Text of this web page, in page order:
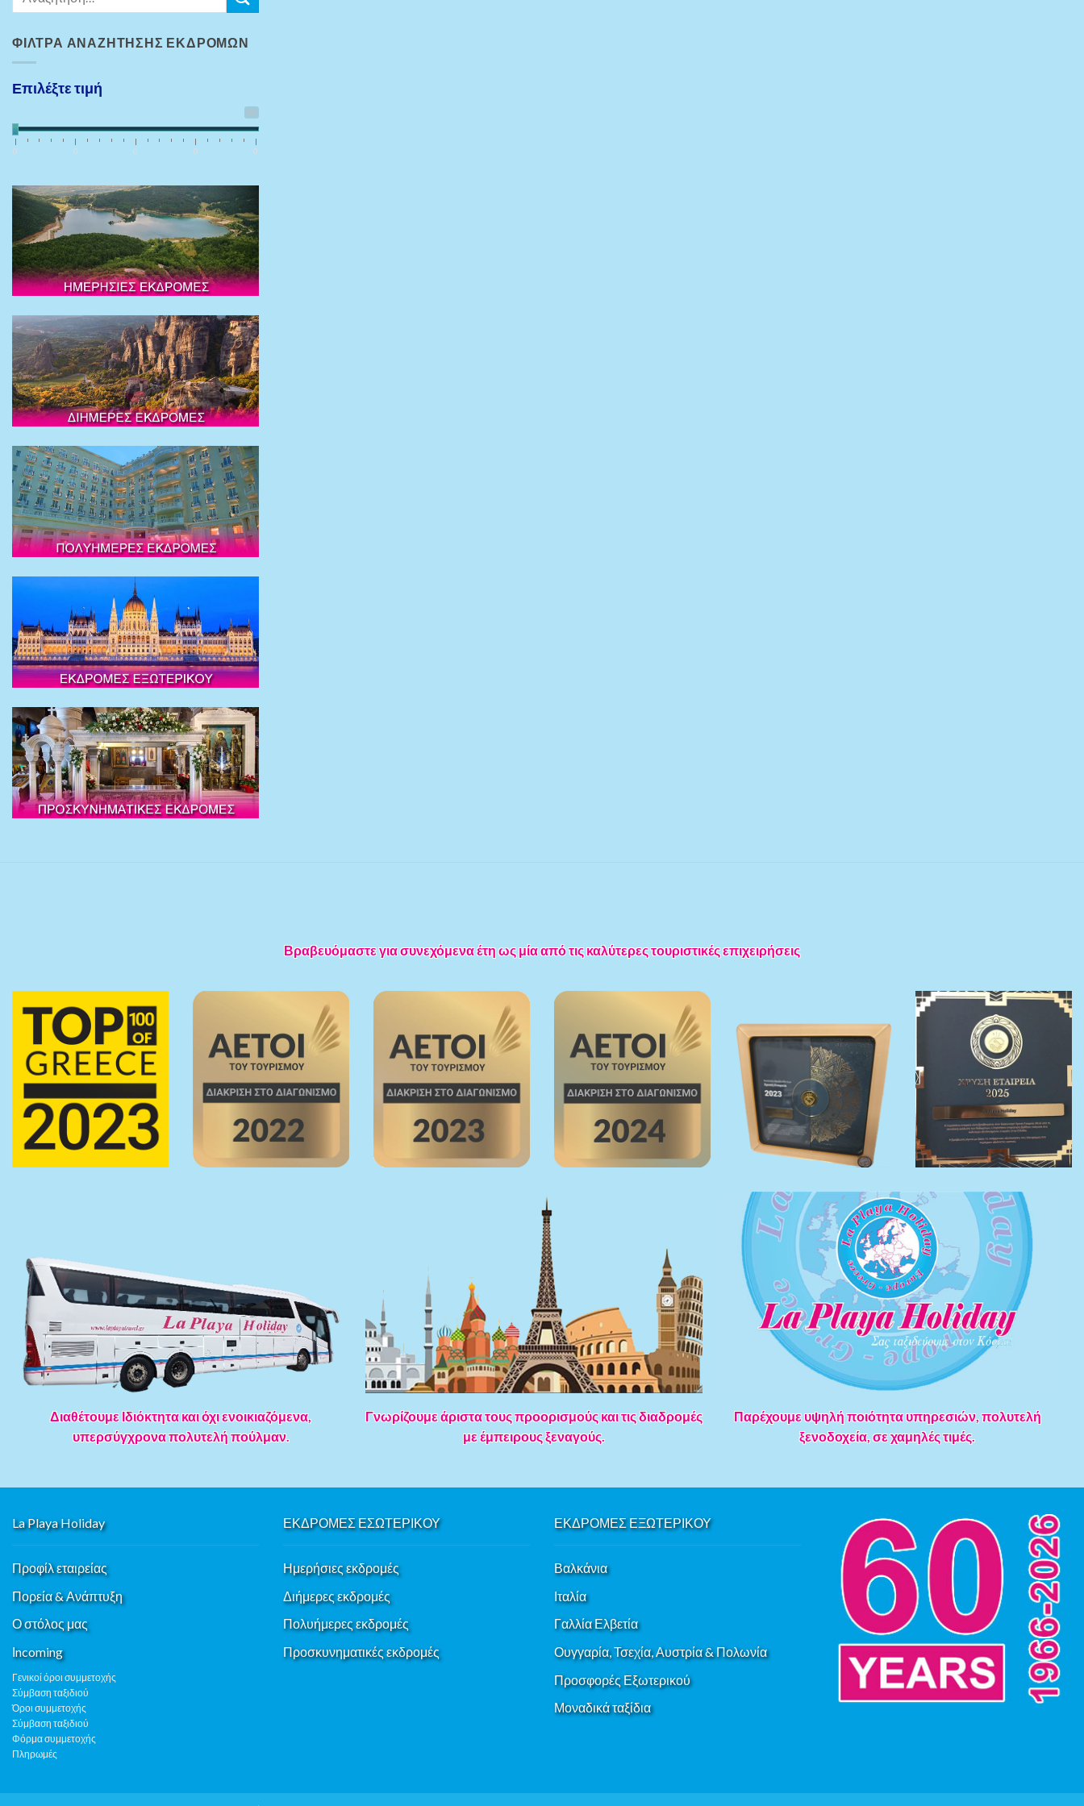
ΦΊΛΤΡΑ ΑΝΑΖΉΤΗΣΗΣ ΕΚΔΡΟΜΏΝ
Επιλέξτε τιμή
0€
0 0 0 0 0
Βραβευόμαστε για συνεχόμενα έτη ως μία από τις καλύτερες τουριστικές επιχειρήσεις
Διαθέτουμε Ιδιόκτητα και όχι ενοικιαζόμενα,
υπερσύγχρονα πολυτελή πούλμαν.
Γνωρίζουμε άριστα τους προορισμούς και τις διαδρομές
με έμπειρους ξεναγούς.
Παρέχουμε υψηλή ποιότητα υπηρεσιών, πολυτελή
ξενοδοχεία, σε χαμηλές τιμές.
La Playa Holiday
Προφίλ εταιρείας
Πορεία & Ανάπτυξη
Ο στόλος μας
Ιncoming
Γενικοί όροι συμμετοχής
Σύμβαση ταξιδιού
Όροι συμμετοχής
Σύμβαση ταξιδιού
Φόρμα συμμετοχής
Πληρωμές
ΕΚΔΡΟΜΕΣ ΕΣΩΤΕΡΙΚΟΥ
Ημερήσιες εκδρομές
Διήμερες εκδρομές
Πολυήμερες εκδρομές
Προσκυνηματικές εκδρομές
ΕΚΔΡΟΜΕΣ ΕΞΩΤΕΡΙΚΟΥ
Βαλκάνια
Ιταλία
Γαλλία Ελβετία
Ουγγαρία, Τσεχία, Αυστρία & Πολωνία
Προσφορές Εξωτερικού
Μοναδικά ταξίδια